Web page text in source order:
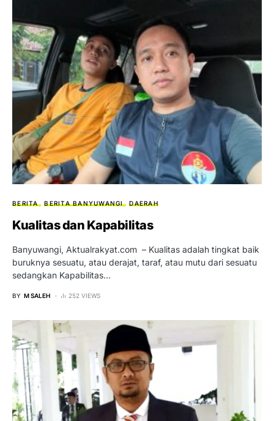
BERITA BERITA BANYUWANGI DAERAH
Kualitas dan Kapabilitas
Banyuwangi, Aktualrakyat.com – Kualitas adalah tingkat baik
buruknya sesuatu, atau derajat, taraf, atau mutu dari sesuatu
sedangkan Kapabilitas…
BY M SALEH 252 VIEWS